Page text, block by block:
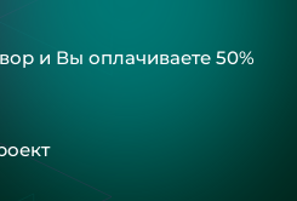
и Вы оплачиваете 50%